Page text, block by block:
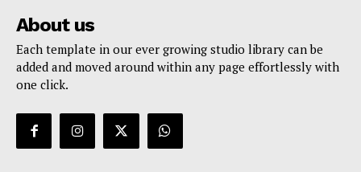
About us
Each template in our ever growing studio library can be
added and moved around within any page effortlessly with
one click.